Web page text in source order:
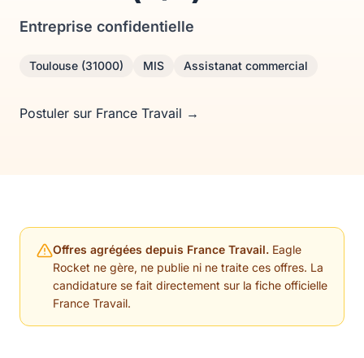
Entreprise confidentielle
Toulouse (31000) MIS Assistanat commercial
Postuler sur France Travail →
Offres agrégées depuis France Travail. Eagle
Rocket ne gère, ne publie ni ne traite ces offres. La
candidature se fait directement sur la fiche officielle
France Travail.